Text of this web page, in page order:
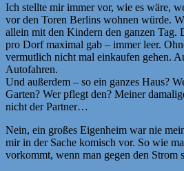
Ich stellte mir immer vor, wie es wäre,
vor den Toren Berlins wohnen würde.
allein mit den Kindern den ganzen Tag.
pro Dorf maximal gab – immer leer.
vermutlich nicht mal einkaufen gehen.
Autofahren.
Und außerdem – so ein ganzes Haus?
Garten? Wer pflegt den? Meiner
nicht der Partner…
Nein, ein großes Eigenheim war nie
mir in der Sache komisch vor. So wie
vorkommt, wenn man gegen den Strom